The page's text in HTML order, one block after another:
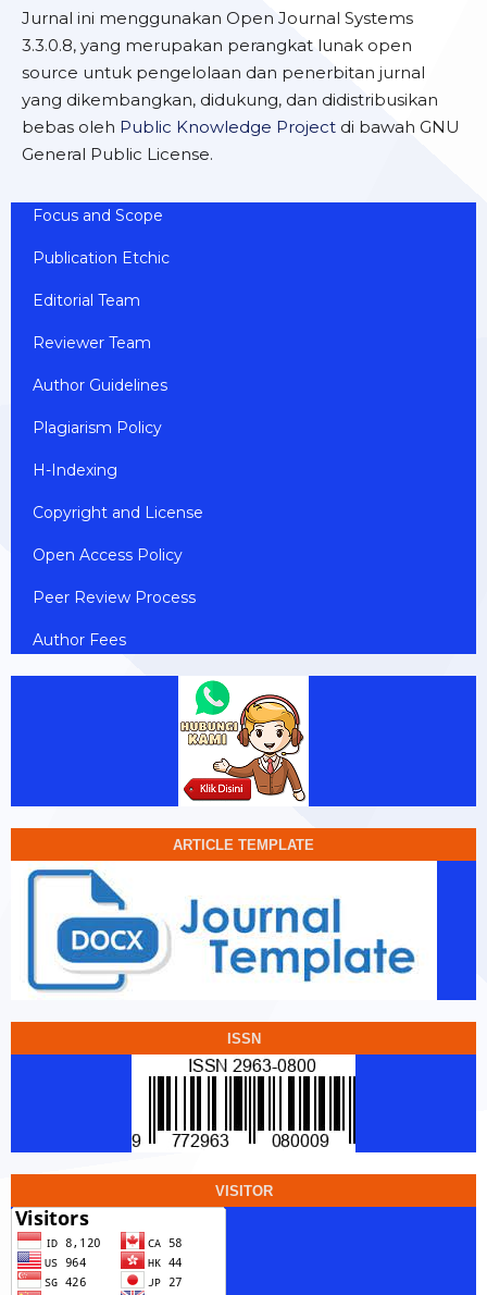
Jurnal ini menggunakan Open Journal Systems
3.3.0.8, yang merupakan perangkat lunak open
source untuk pengelolaan dan penerbitan jurnal
yang dikembangkan, didukung, dan didistribusikan
bebas oleh Public Knowledge Project di bawah GNU
General Public License.
Focus and Scope
Publication Etchic
Editorial Team
Reviewer Team
Author Guidelines
Plagiarism Policy
H-Indexing
Copyright and License
Open Access Policy
Peer Review Process
Author Fees
ARTICLE TEMPLATE
ISSN
VISITOR